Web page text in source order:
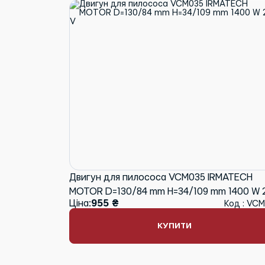
Двигун для пилососа VCM035 IRMATECH
MOTOR D=130/84 mm H=34/109 mm 1400 W
V
Ціна:955 ₴ Код :
КУПИТИ